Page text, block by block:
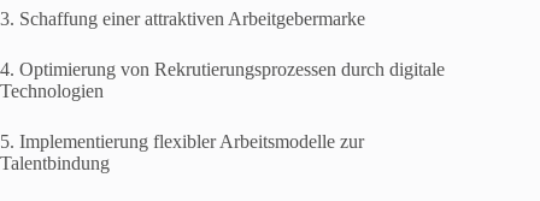
3. Schaffung einer attraktiven Arbeitgebermarke
4. Optimierung von Rekrutierungsprozessen durch digitale
Technologien
5. Implementierung flexibler Arbeitsmodelle zur
Talentbindung